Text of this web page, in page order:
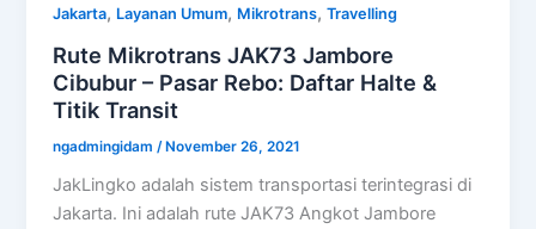
Jakarta, Layanan Umum, Mikrotrans,Travelling
Rute Mikrotrans JAK73 Jambore
Cibubur – Pasar Rebo: Daftar Halte &
Titik Transit
ngadmingidam /November 26, 2021
JakLingko adalah sistem transportasi terintegrasi di
Jakarta. Ini adalah rute JAK73 Angkot Jambore